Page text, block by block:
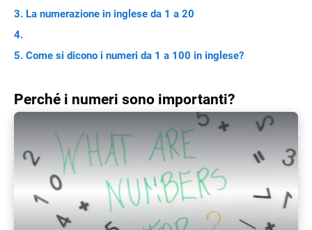
La numerazione in inglese da 1 a 20
Come si dicono i numeri da 1 a 100 in inglese?
Perché i numeri sono importanti?
Play Video